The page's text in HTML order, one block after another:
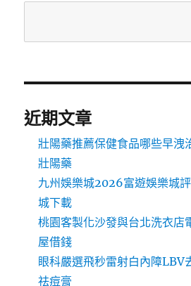
近期文章
壯陽藥推薦保健食品哪些早洩
壯陽藥
九州娛樂城2026富遊娛樂城
城下載
桃園客製化沙發與台北洗衣店
屋借錢
眼科嚴選飛秒雷射白內障LBV
祛痘膏